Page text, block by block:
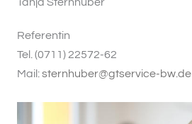
Referentin
Tel. (0711) 22572-62
Mail:sternhuber@gtservice-bw.de